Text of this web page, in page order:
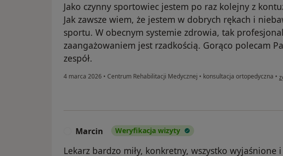
Jako czynny sportowiec jestem po raz kolejny z
Jak zawsze wiem, że jestem w dobrych rękach i
sportu. W obecnym systemie zdrowia, tak
zaangażowaniem jest rzadkością. Gorąco polecam
zespół.
4 marca 2026 • Centrum Rehabilitacji Medycznej • konsultacja ortopedyczna •
Marcin Weryfikacja wizyty
Lekarz bardzo miły, konkretny, wszystko wyjaśnione